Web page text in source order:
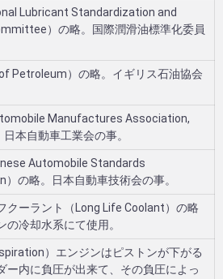
Lubricant Standardization and
）の略。国際潤滑油標準化委員
Petroleum）の略。イギリス石油協会
Manufactures Association,
日本自動車工業会の事。
Automobile Standards
の略。日本自動車技術会の事。
クーラント（Long Life Coolant）の略
の冷却水系にて使用。
）エンジンはピストンが下がる
ー内に負圧が出来て、その負圧によっ